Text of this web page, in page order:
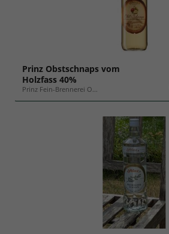
Prinz Obstschnaps vom
Holzfass 40%
Prinz Fein-Brennerei O...